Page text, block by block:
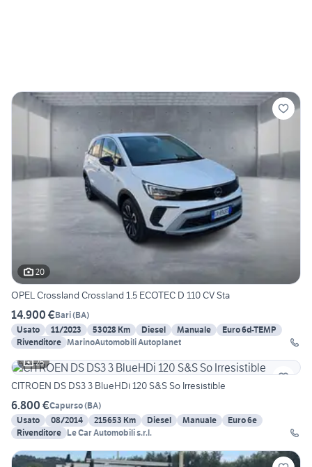
20
OPEL Crossland Crossland 1.5 ECOTEC D 110 CV Sta
14.900 €Bari(BA)
Usato
11/2023 53028 Km Diesel Manuale
Euro 6d-TEMP
Rivenditore MarinoAutomobili Autoplanet
25
CITROEN DS DS3 3 BlueHDi 120 S&S So Irresistible
6.800 €Capurso(BA)
Usato
08/2014 215653 Km Diesel Manuale
Euro 6e
Rivenditore Le Car Automobili s.r.l.